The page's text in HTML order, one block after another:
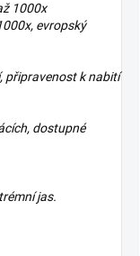
1000x
evropský
připravenost k nabití
dostupné
jas.